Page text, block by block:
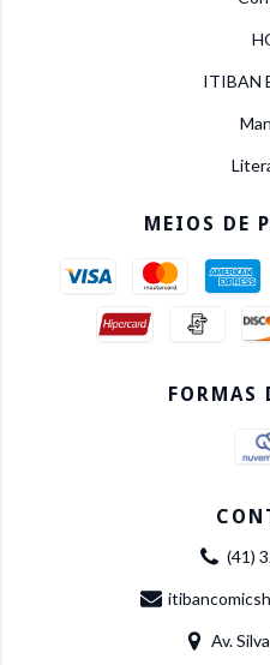
ITIBAN
MEIOS DE
FORMAS
(41)
Av.